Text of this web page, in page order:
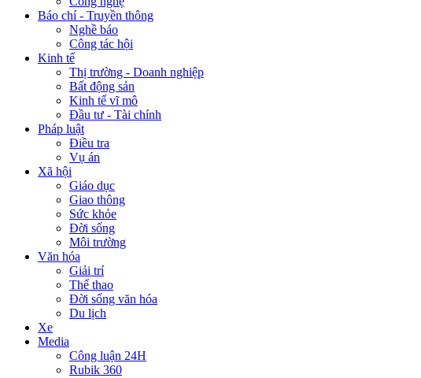
Báo chí - Truyền thông
Nghề báo
Công tác hội
Kinh tế
Thị trường - Doanh nghiệp
Bất động sản
Kinh tế vĩ mô
Đầu tư - Tài chính
Pháp luật
Điều tra
Vụ án
Xã hội
Giáo dục
Giao thông
Sức khỏe
Đời sống
Môi trường
Văn hóa
Giải trí
Thể thao
Đời sống văn hóa
Du lịch
Xe
Media
Công luận 24H
Rubik 360